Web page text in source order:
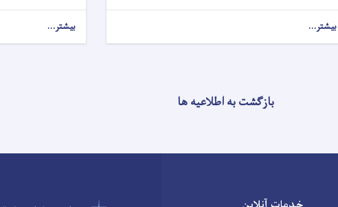
بیشتر... بیشتر...
بازگشت به اطلاعیه ها